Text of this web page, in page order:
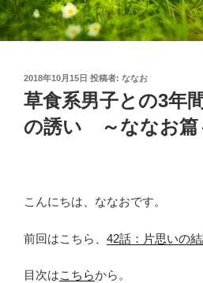
投
稿
日:
2018年10月15日 投稿者: ななお
草食系男子との3年
の誘い ～ななお篇
こんにちは、ななおです。
前回はこちら、 42話：片思いの
目次はこちらから。